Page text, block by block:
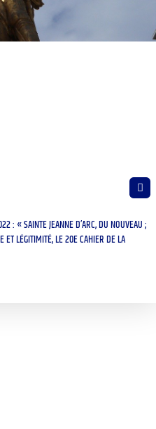
: « SAINTE JEANNE D’ARC, DU NOUVEAU ;
ET LÉGITIMITÉ, LE 20E CAHIER DE LA